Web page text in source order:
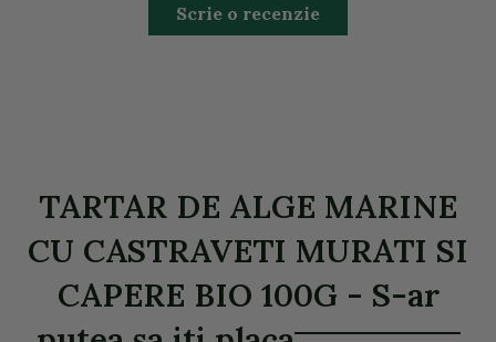
Scrie o recenzie
TARTAR DE ALGE MARINE
CU CASTRAVETI MURATI SI
CAPERE BIO 100G - S-ar